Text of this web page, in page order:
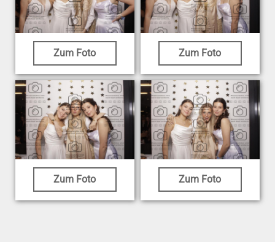
Zum Foto Zum Foto
Zum Foto Zum Foto